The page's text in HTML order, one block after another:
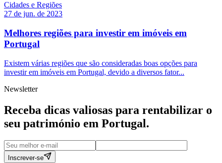
Cidades e Regiões
27 de jun. de 2023
Melhores regiões para investir em imóveis em
Portugal
Existem várias regiões que são consideradas boas opções para
investir em imóveis em Portugal, devido a diversos fator...
Newsletter
Receba dicas valiosas para rentabilizar o
seu património em Portugal.
Inscrever-se